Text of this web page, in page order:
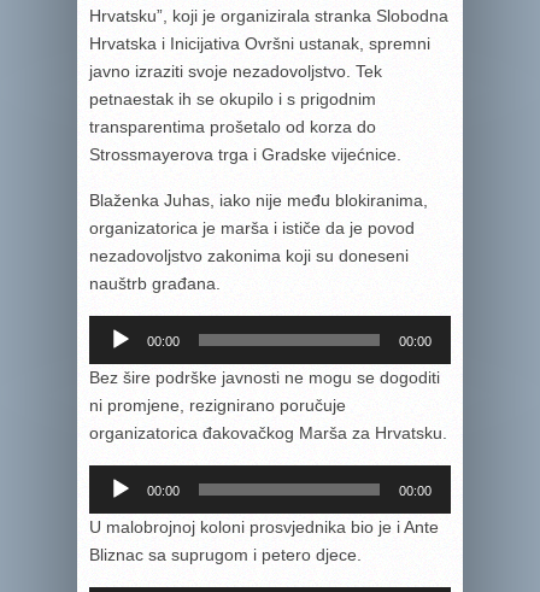
Hrvatsku”, koji je organizirala stranka Slobodna
Hrvatska i Inicijativa Ovršni ustanak, spremni
javno izraziti svoje nezadovoljstvo. Tek
petnaestak ih se okupilo i s prigodnim
transparentima prošetalo od korza do
Strossmayerova trga i Gradske vijećnice.
Blaženka Juhas, iako nije među blokiranima,
organizatorica je marša i ističe da je povod
nezadovoljstvo zakonima koji su doneseni
nauštrb građana.
Reproduktor
00:00 00:00
Bez šire podrške javnosti ne mogu se dogoditi
ni promjene, rezignirano poručuje
organizatorica đakovačkog Marša za Hrvatsku.
Reproduktor
00:00 00:00
U malobrojnoj koloni prosvjednika bio je i Ante
Bliznac sa suprugom i petero djece.